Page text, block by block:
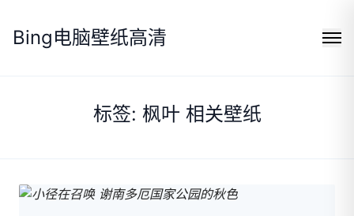
Bing电脑壁纸高清
Search
标签: 枫叶 相关壁纸